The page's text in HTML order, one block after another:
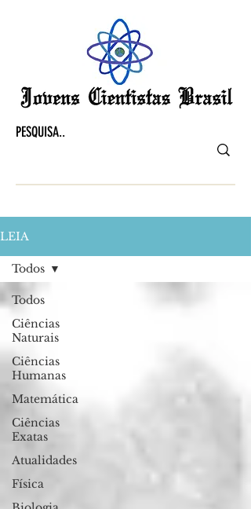
LEIA
Todos
Ciências
Naturais
Ciências
Humanas
Matemática
Ciências
Exatas
Atualidades
Física
Todos